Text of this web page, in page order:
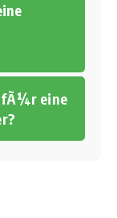
fÃ¼r eine